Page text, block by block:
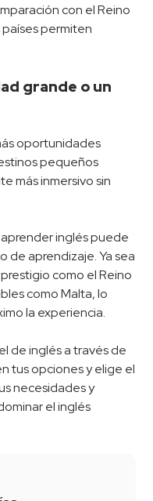
con el Reino
países permiten
grande o un
oportunidades
pequeños
más inmersivo sin
inglés puede
de aprendizaje. Ya sea
como el Reino
como Malta, lo
la experiencia.
de inglés a través de
tus opciones y elige el
necesidades y
el inglés